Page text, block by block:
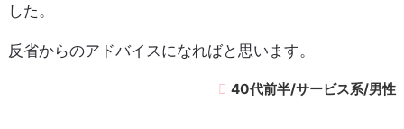
した。
反省からのアドバイスになればと思います。
40代前半/サービス系/男性